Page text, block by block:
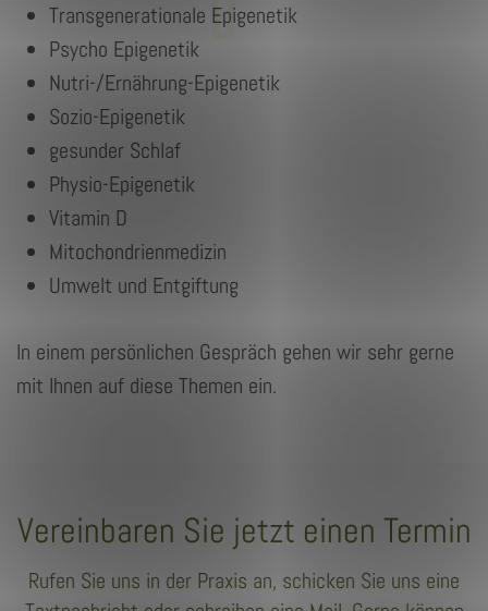
Transgenerationale Epigenetik
Psycho Epigenetik
Nutri-/Ernährung-Epigenetik
Sozio-Epigenetik
gesunder Schlaf
Physio-Epigenetik
Vitamin D
Mitochondrienmedizin
Umwelt und Entgiftung
In einem persönlichen Gespräch gehen wir sehr gerne
mit Ihnen auf diese Themen ein.
Vereinbaren Sie jetzt einen Termin
Rufen Sie uns in der Praxis an, schicken Sie uns eine